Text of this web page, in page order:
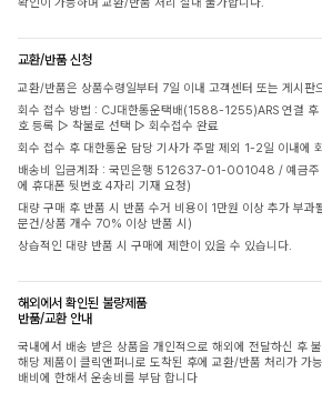
확인이 가능하며 교환/반품 처리 절대 불가합니다.
교환/반품 신청
교환/반품은 상품수령일부터 7일 이내 고객센터 또는 게시판
회수 접수 방법 : CJ대한통운택배(1588-1255)ARS 연결
호 등록 ▷ 착불로 선택 ▷ 회수접수 완료
회수 접수 후 대한통운 담당 기사가 주말 제외 1-2일 이내에
배송비 입금계좌 : 국민은행 512637-01-001048 / 예금주
에 휴대폰 뒷번호 4자리 기재 요청)
대량 구매 후 반품 시 반품 수거 비용이 1만원 이상 추가 부
문건/상품 개수 70% 이상 반품 시)
상습적인 대량 반품 시 구매에 제한이 있을 수 있습니다.
해외에서 확인된 불량제품
반품/교환 안내
국내에서 배송 받은 상품을 개인적으로 해외에 전달하신 후
해당 제품이 클릭앤퍼니로 도착된 후에 교환/반품 처리가 가
배비에 한해서 운송비를 부담 합니다